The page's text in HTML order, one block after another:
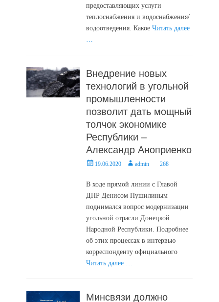
предоставляющих услуги
теплоснабжения и водоснабжения/
водоотведения. КакоеЧитать далее
…
Внедрение новых
технологий в угольной
промышленности
позволит дать мощный
толчок экономике
Республики –
Александр Аноприенко
Posted19.06.2020 Authoradmin 268
В ходе прямой линии с Главой
ДНР Денисом Пушилиным
поднимался вопрос модернизации
угольной отрасли Донецкой
Народной Республики. Подробнее
об этих процессах в интервью
корреспонденту официального
Читать далее …
Минсвязи должно